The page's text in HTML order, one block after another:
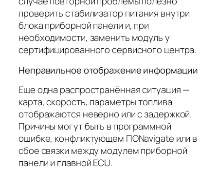
проверить стабилизатор питания внутри
блока приборной панели и, при
необходимости, заменить модуль у
сертифицированного сервисного центра.
Неправильное отображение информации
Еще одна распространённая ситуация —
карта, скорость, параметры топлива
отображаются неверно или с задержкой.
Причины могут быть в программной
ошибке, конфликтующем ПОNavigate или в
сбое связки между модулем приборной
панели и главной ECU.